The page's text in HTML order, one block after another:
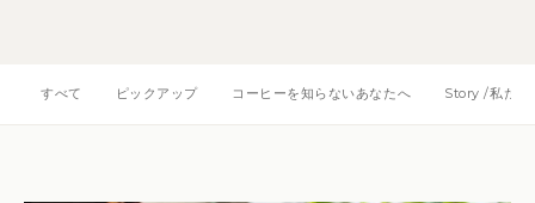
すべて ピックアップ コーヒーを知らないあなたへ Story /私たち